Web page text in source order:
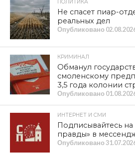
ПОЛИТИКА
Не спасет пиар-
реальных дел
Опубликовано
КРИМИНАЛ
Обманул
смоленскому
3,5 года колонии
Опубликовано
ИНТЕРНЕТ И СМИ
Подписывайтесь
правды» в
Опубликовано